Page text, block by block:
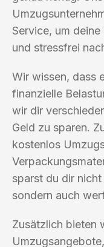
Service, um
und stressfrei
Wir wissen, dass
finanzielle
wir dir
Geld zu sparen.
kostenlos
sparst du dir
sondern auch
Zusätzlich bieten